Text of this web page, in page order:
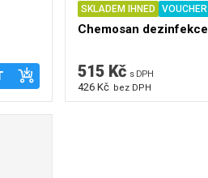
SKLADEM IHNED VOUCHER
Chemosan dezinfekce
515 Kč s DPH
426 Kč bez DPH